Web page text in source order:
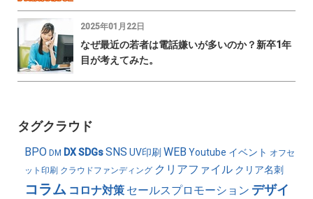
2025年01月22日
なぜ最近の若者は電話嫌いが多いのか？新卒1年
目が考えてみた。
タグクラウド
BPO DM DXSDGsSNS UV印刷 WEB Youtube イベント オフセ
ット印刷 クラウドファンディング クリアファイル クリア名刺
コラム コロナ対策 セールスプロモーション デザイ